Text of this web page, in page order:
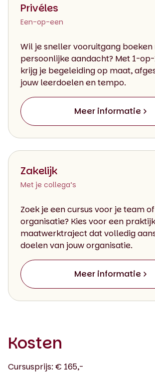
Privéles
Een-op-een
Wil je sneller vooruitgang
persoonlijke aandacht? Met 1-
krijg je begeleiding op maat,
jouw leerdoelen en tempo.
Meer informatie
Zakelijk
Met je collega’s
Zoek je een cursus voor je team of
organisatie? Kies voor een
maatwerktraject dat volledig
doelen van jouw organisatie.
Meer informatie
Kosten
Cursusprijs: € 165,-